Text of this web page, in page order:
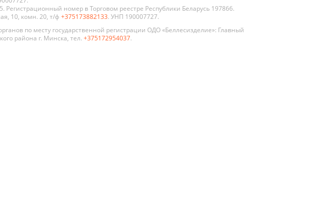
номер в Торговом реестре Республики Беларусь 197866.
10, комн. 20, т/ф +375173882133. УНП 190007727.
по месту государственной регистрации ОДО «Беллесизделие»: Главный
района г. Минска, тел. +375172954037.